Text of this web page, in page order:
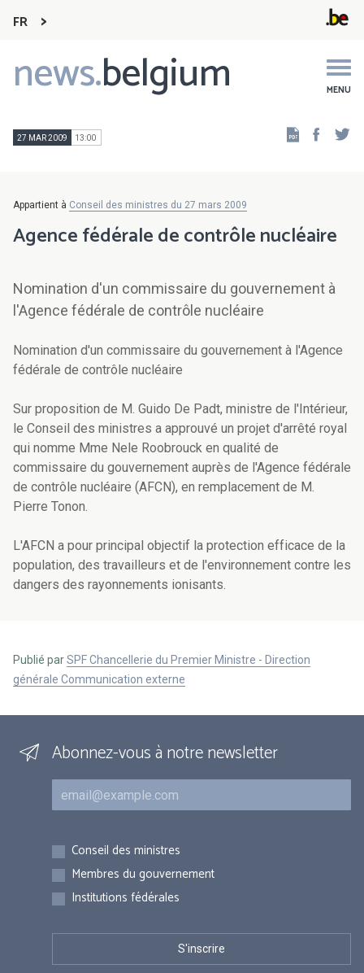
FR
news.belgium MENU
Main
navigation
27 MAR 2009 13:00
Appartient à Conseil des ministres du 27 mars 2009
Agence fédérale de contrôle nucléaire
Nomination d'un commissaire du gouvernement à
l'Agence fédérale de contrôle nucléaire
Nomination d'un commissaire du gouvernement à l'Agence
fédérale de contrôle nucléaire
Sur proposition de M. Guido De Padt, ministre de l'Intérieur,
le Conseil des ministres a approuvé un projet d'arrêté royal
qui nomme Mme Nele Roobrouck en qualité de
commissaire du gouvernement auprès de l'Agence fédérale
de contrôle nucléaire (AFCN), en remplacement de M.
Pierre Tonon.
L'AFCN a pour principal objectif la protection efficace de la
population, des travailleurs et de l'environnement contre les
dangers des rayonnements ionisants.
Publié parSPF Chancellerie du Premier Ministre - Direction
générale Communication externe
Abonnez-vous à notre newsletter
Courriel
Inscriptions
Conseil des ministres
Membres du gouvernement
Institutions fédérales